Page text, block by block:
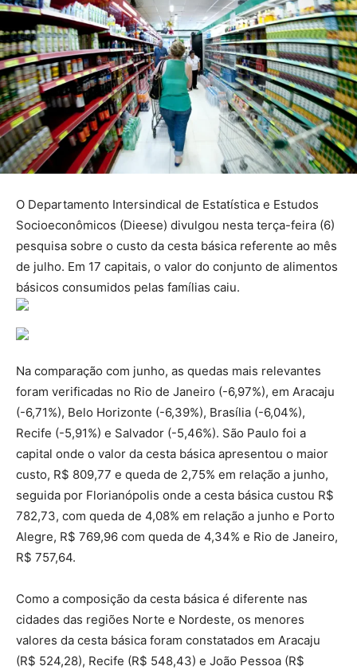
O Departamento Intersindical de Estatística e Estudos
Socioeconômicos (Dieese) divulgou nesta terça-feira (6)
pesquisa sobre o custo da cesta básica referente ao mês
de julho. Em 17 capitais, o valor do conjunto de alimentos
básicos consumidos pelas famílias caiu.
Na comparação com junho, as quedas mais relevantes
foram verificadas no Rio de Janeiro (-6,97%), em Aracaju
(-6,71%), Belo Horizonte (-6,39%), Brasília (-6,04%),
Recife (-5,91%) e Salvador (-5,46%). São Paulo foi a
capital onde o valor da cesta básica apresentou o maior
custo, R$ 809,77 e queda de 2,75% em relação a junho,
seguida por Florianópolis onde a cesta básica custou R$
782,73, com queda de 4,08% em relação a junho e Porto
Alegre, R$ 769,96 com queda de 4,34% e Rio de Janeiro,
R$ 757,64.
Como a composição da cesta básica é diferente nas
cidades das regiões Norte e Nordeste, os menores
valores da cesta básica foram constatados em Aracaju
(R$ 524,28), Recife (R$ 548,43) e João Pessoa (R$